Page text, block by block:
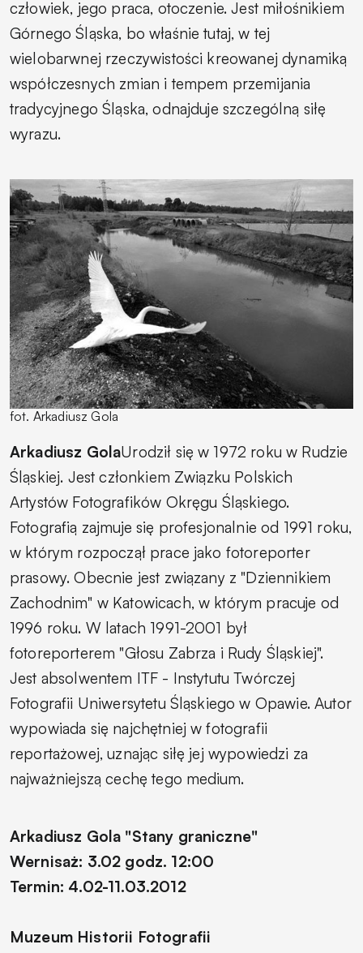
człowiek, jego praca, otoczenie. Jest miłośnikiem
Górnego Śląska, bo właśnie tutaj, w tej
wielobarwnej rzeczywistości kreowanej dynamiką
współczesnych zmian i tempem przemijania
tradycyjnego Śląska, odnajduje szczególną siłę
wyrazu.
fot. Arkadiusz Gola
Arkadiusz GolaUrodził się w 1972 roku w Rudzie
Śląskiej. Jest członkiem Związku Polskich
Artystów Fotografików Okręgu Śląskiego.
Fotografią zajmuje się profesjonalnie od 1991 roku,
w którym rozpoczął prace jako fotoreporter
prasowy. Obecnie jest związany z "Dziennikiem
Zachodnim" w Katowicach, w którym pracuje od
1996 roku. W latach 1991-2001 był
fotoreporterem "Głosu Zabrza i Rudy Śląskiej".
Jest absolwentem ITF - Instytutu Twórczej
Fotografii Uniwersytetu Śląskiego w Opawie. Autor
wypowiada się najchętniej w fotografii
reportażowej, uznając siłę jej wypowiedzi za
najważniejszą cechę tego medium.
Arkadiusz Gola "Stany graniczne"
Wernisaż: 3.02 godz. 12:00
Termin: 4.02-11.03.2012
Muzeum Historii Fotografii